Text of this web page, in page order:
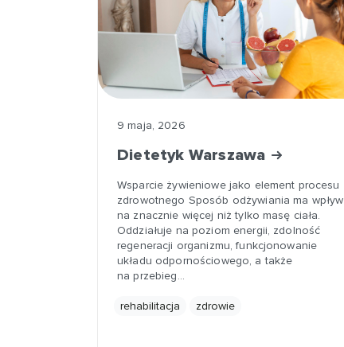
9 maja, 2026
Dietetyk Warszawa
Wsparcie żywieniowe jako element procesu
zdrowotnego Sposób odżywiania ma wpływ
na znacznie więcej niż tylko masę ciała.
Oddziałuje na poziom energii, zdolność
regeneracji organizmu, funkcjonowanie
układu odpornościowego, a także
na przebieg…
rehabilitacja zdrowie